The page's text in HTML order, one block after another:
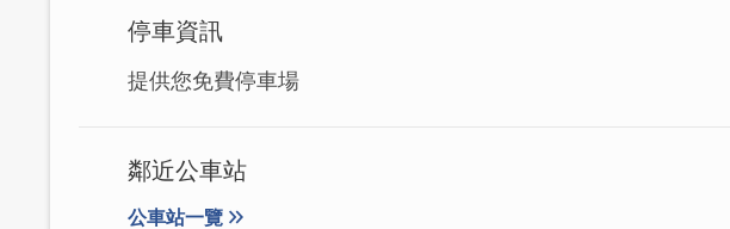
停車資訊
提供您免費停車場
鄰近公車站
公車站一覽